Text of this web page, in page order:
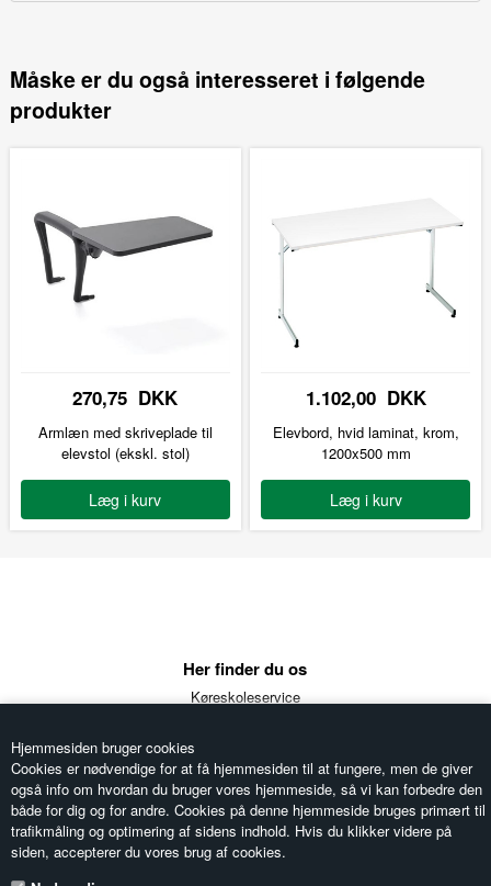
Hjemmesiden bruger cookies
Cookies er nødvendige for at få hjemmesiden til at fungere, men de giver
også info om hvordan du bruger vores hjemmeside, så vi kan forbedre den
både for dig og for andre. Cookies på denne hjemmeside bruges primært til
trafikmåling og optimering af sidens indhold. Hvis du klikker videre på
siden, accepterer du vores brug af cookies.
Måske er du også interesseret i følgende
produkter
270,75 DKK
Armlæn med skriveplade til
elevstol (ekskl. stol)
Læg i kurv
1.102,00 DKK
Elevbord, hvid laminat, krom,
1200x500 mm
Læg i kurv
Her finder du os
Køreskoleservice
Telefon: 6333 1510
Email: koreskoleservice@dekra.dk
CVR: 33585586
Information